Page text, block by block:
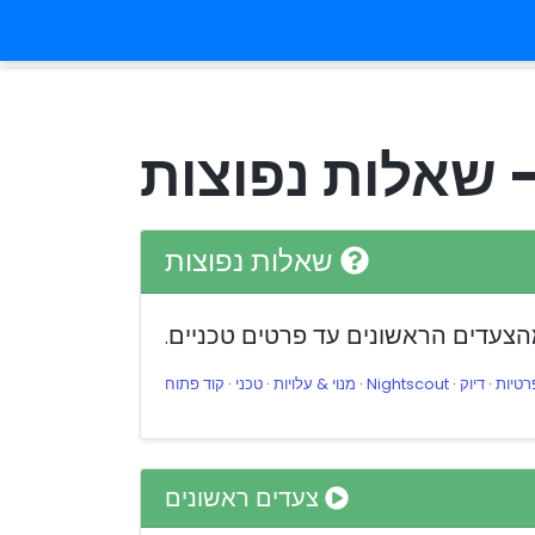
קשר
שאלות נפוצות
· דיוק ·
Nightscout
· מנוי & עלויות · טכני · קוד פתוח
צעדים ראשונים